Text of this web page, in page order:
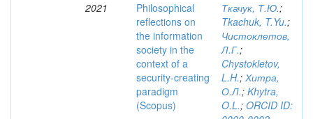
2021
Philosophical
reflections on
the information
society in the
context of a
security-creating
paradigm
(Scopus)
Ткачук, Т.Ю.;
Tkachuk, T.Yu.;
Чистоклетов,
Л.Г.;
Chystokletov,
L.H.; Хитра,
О.Л.; Khytra,
O.L.; ORCID ID: